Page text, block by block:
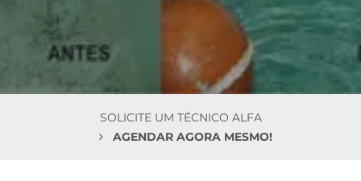
SOLICITE UM TÉCNICO ALFA
AGENDAR AGORA MESMO!